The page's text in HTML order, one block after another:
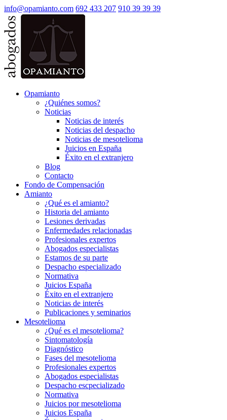
info@opamianto.com 692 433 207 910 39 39 39
Opamianto
¿Quiénes somos?
Noticias
Noticias de interés
Noticias del despacho
Noticias de mesotelioma
Juicios en España
Éxito en el extranjero
Blog
Contacto
Fondo de Compensación
Amianto
¿Qué es el amianto?
Historia del amianto
Lesiones derivadas
Enfermedades relacionadas
Profesionales expertos
Abogados especialistas
Estamos de su parte
Despacho especializado
Normativa
Juicios España
Éxito en el extranjero
Noticias de interés
Publicaciones y seminarios
Mesotelioma
¿Qué es el mesotelioma?
Sintomatología
Diagnóstico
Fases del mesotelioma
Profesionales expertos
Abogados especialistas
Despacho escpecializado
Normativa
Juicios por mesotelioma
Juicios España